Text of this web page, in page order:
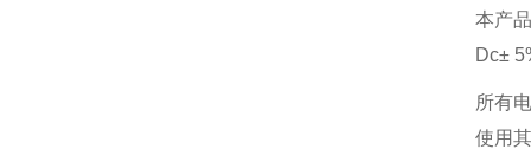
本产
Dc±
所有
使用